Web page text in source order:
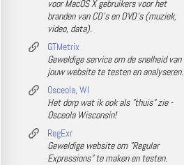
voor MacOS X gebruikers voor het
branden van CD's en DVD's (muziek,
video, data).
GTMetrix
Geweldige service om de snelheid van
jouw website te testen en analyseren.
Osceola, WI
Het dorp wat ik ook als "thuis" zie -
Osceola Wisconsin!
RegExr
Geweldige website om "Regular
Expressions" te maken en testen.